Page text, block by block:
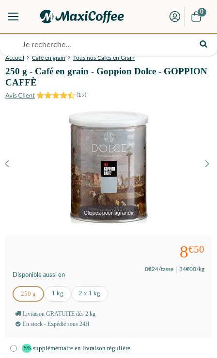
0
Accueil Café en grain Tous nos Cafés en Grain
250 g - Café en grain - Goppion Dolce - GOPPION
CAFFÈ
(19)
Cliquez pour agrandir
8€50
0€24/tasse 34€00/kg
Disponible aussi en
250 g 1 kg 2 x 1 kg
Livraison GRATUITE dès 2 kg
En stock - Expédié sous 24H
-5% supplémentaire en livraison régulière